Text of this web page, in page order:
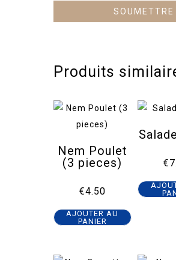
Produits
Nem Poulet
(3 pieces)
€4.50
AJOUTER AU
PANIER
€